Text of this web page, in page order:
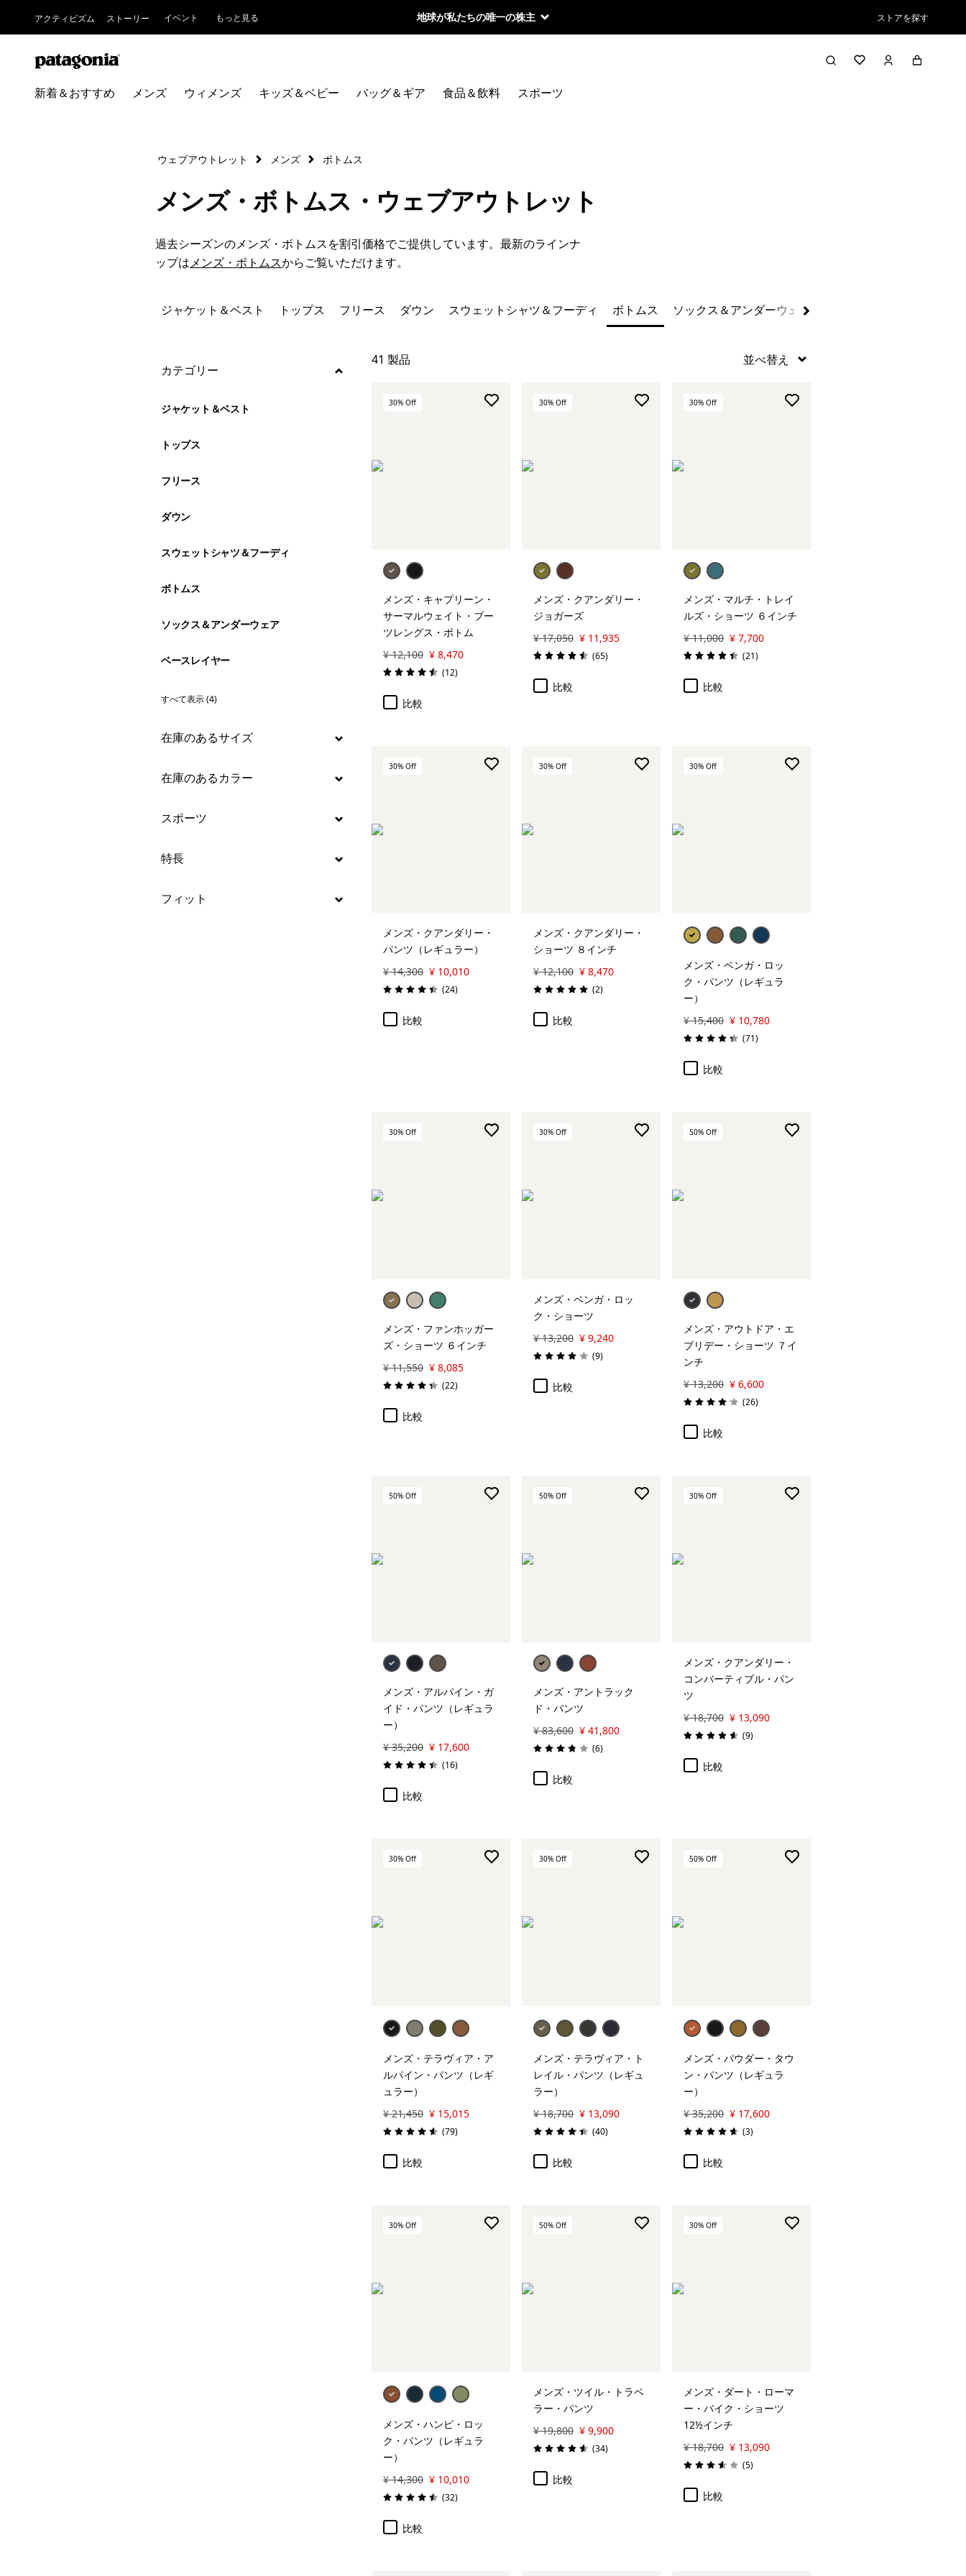
アクティビズム ストーリー イベント もっと見る 地球が私たちの唯一の株主 ストアを探す
新着＆おすすめ メンズ ウィメンズ キッズ＆ベビー バッグ＆ギア 食品＆飲料 スポーツ
スウェットシャツ＆フーディ
ベースレイヤー
ウェブアウトレット メンズ ボトムス
メンズ・ボトムス・ウェブアウトレット
過去シーズンのメンズ・ボトムスを割引価格でご提供しています。最新のラインナ
ップはメンズ・ボトムスからご覧いただけます。
ジャケット＆ベスト トップス フリース ダウン スウェットシャツ＆フーディ ボトムス ソックス＆アンダーウェア
絞り込み
カテゴリー
ジャケット＆ベスト
トップス
フリース
ダウン
スウェットシャツ＆フーディ
ボトムス
ソックス＆アンダーウェア
ベースレイヤー
すべて表示 (4)
絞り込み
在庫のあるサイズ
絞り込み
在庫のあるカラー
絞り込み
スポーツ
絞り込み
特長
絞り込み
フィット
41 製品
30% Off
メンズ・キャプリーン・
サーマルウェイト・ブー
ツレングス・ボトム
¥ 12,100 ¥ 8,470
評価: 4.5 / 5 (12レビュー
)
比較
30% Off
メンズ・クアンダリー・
ジョガーズ
¥ 17,050 ¥ 11,935
評価: 4.5 / 5 (65レビュー
)
比較
30% Off
メンズ・マルチ・トレイ
ルズ・ショーツ ６インチ
¥ 11,000 ¥ 7,700
評価: 4.4 / 5 (21レビュー
)
比較
30% Off
メンズ・クアンダリー・
パンツ（レギュラー）
¥ 14,300 ¥ 10,010
評価: 4.4 / 5 (24レビュー
)
比較
30% Off
メンズ・クアンダリー・
ショーツ ８インチ
¥ 12,100 ¥ 8,470
評価: 5.0 / 5 (2レビュー
)
比較
30% Off
メンズ・ベンガ・ロッ
ク・パンツ（レギュラ
ー）
¥ 15,400 ¥ 10,780
評価: 4.3 / 5 (71レビュー
)
比較
30% Off
メンズ・ファンホッガー
ズ・ショーツ ６インチ
¥ 11,550 ¥ 8,085
評価: 4.4 / 5 (22レビュー
)
比較
30% Off
メンズ・ベンガ・ロッ
ク・ショーツ
¥ 13,200 ¥ 9,240
評価: 4.0 / 5 (9レビュー
)
比較
50% Off
メンズ・アウトドア・エ
ブリデー・ショーツ ７イ
ンチ
¥ 13,200 ¥ 6,600
評価: 4.0 / 5 (26レビュー
)
比較
50% Off
メンズ・アルパイン・ガ
イド・パンツ（レギュラ
ー）
¥ 35,200 ¥ 17,600
評価: 4.4 / 5 (16レビュー
)
比較
50% Off
メンズ・アントラック
ド・パンツ
¥ 83,600 ¥ 41,800
評価: 3.8 / 5 (6レビュー
)
比較
30% Off
メンズ・クアンダリー・
コンバーティブル・パン
ツ
¥ 18,700 ¥ 13,090
評価: 4.6 / 5 (9レビュー
)
比較
30% Off
メンズ・テラヴィア・ア
ルパイン・パンツ（レギ
ュラー）
¥ 21,450 ¥ 15,015
評価: 4.6 / 5 (79レビュー
)
比較
30% Off
メンズ・テラヴィア・ト
レイル・パンツ（レギュ
ラー）
¥ 18,700 ¥ 13,090
評価: 4.4 / 5 (40レビュー
)
比較
50% Off
メンズ・パウダー・タウ
ン・パンツ（レギュラ
ー）
¥ 35,200 ¥ 17,600
評価: 4.7 / 5 (3レビュー
)
比較
30% Off
メンズ・ハンピ・ロッ
ク・パンツ（レギュラ
ー）
¥ 14,300 ¥ 10,010
評価: 4.5 / 5 (32レビュー
)
比較
50% Off
メンズ・ツイル・トラベ
ラー・パンツ
¥ 19,800 ¥ 9,900
評価: 4.6 / 5 (34レビュー
)
比較
30% Off
メンズ・ダート・ローマ
ー・バイク・ショーツ
12½インチ
¥ 18,700 ¥ 13,090
評価: 3.6 / 5 (5レビュー
)
比較